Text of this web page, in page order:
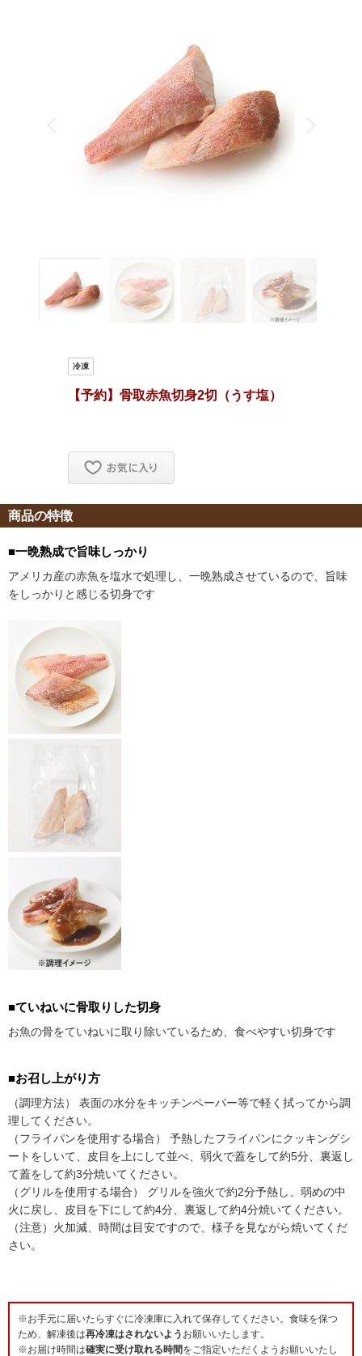
商品の特徴
■一晩熟成で旨味しっかり
アメリカ産の赤魚を塩水で処理し、一晩熟成させているので、旨味
をしっかりと感じる切身です
■ていねいに骨取りした切身
お魚の骨をていねいに取り除いているため、食べやすい切身です
■お召し上がり方
（調理方法） 表面の水分をキッチンペーパー等で軽く拭ってから調
理してください。
（フライパンを使用する場合） 予熱したフライパンにクッキングシ
ートをしいて、皮目を上にして並べ、弱火で蓋をして約5分、裏返し
て蓋をして約3分焼いてください。
（グリルを使用する場合） グリルを強火で約2分予熱し、弱めの中
火に戻し、皮目を下にして約4分、裏返して約4分焼いてください。
（注意）火加減、時間は目安ですので、様子を見ながら焼いてくだ
さい。
※お手元に届いたらすぐに冷凍庫に入れて保存してください。食味を保つ
ため、解凍後は再冷凍はされないよう お願いいたします。
※お届け時間は確実に受け取れる時間をご指定いただくようお願いいたし